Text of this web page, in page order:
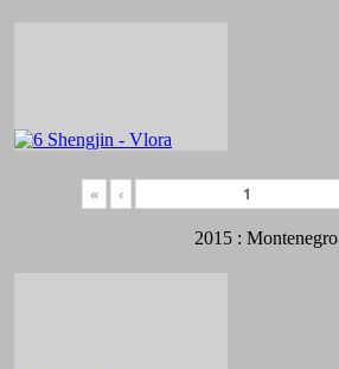
« ‹
2015 : Montenegro